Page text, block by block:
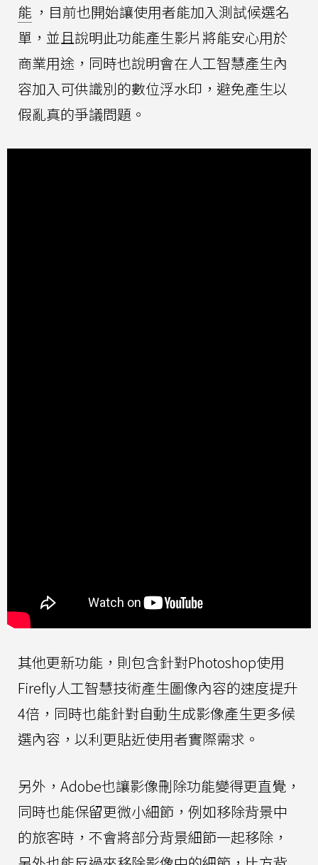
能 ，目前也開始讓使用者能加入測試候選名
單，並且說明此功能產生影片將能安心用於
商業用途，同時也說明會在人工智慧產生內
容加入可供識別的數位浮水印，避免產生以
假亂真的爭議問題。
其他更新功能，則包含針對Photoshop使用
Firefly人工智慧技術產生圖像內容的速度提升
4倍，同時也能針對自動生成影像產生更多候
選內容，以利更貼近使用者實際需求。
另外，Adobe也讓影像刪除功能變得更直覺，
同時也能保留更微小細節，例如移除背景中
的旅客時，不會將部分背景細節一起移除，